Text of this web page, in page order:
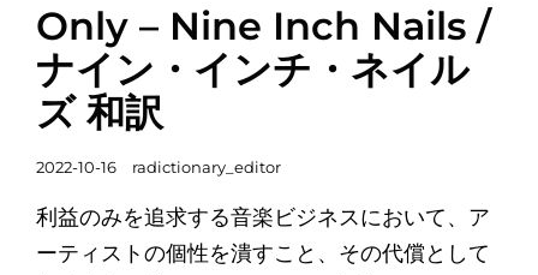
テ
ゴ
リ
ー
ン
Only – Nine Inch Nails /
ナイン・インチ・ネイル
ズ 和訳
投
日
2022-10-16 radictionary_editor
利益のみを追求する音楽ビジネスにおいて、ア
ーティストの個性を潰すこと、その代償として